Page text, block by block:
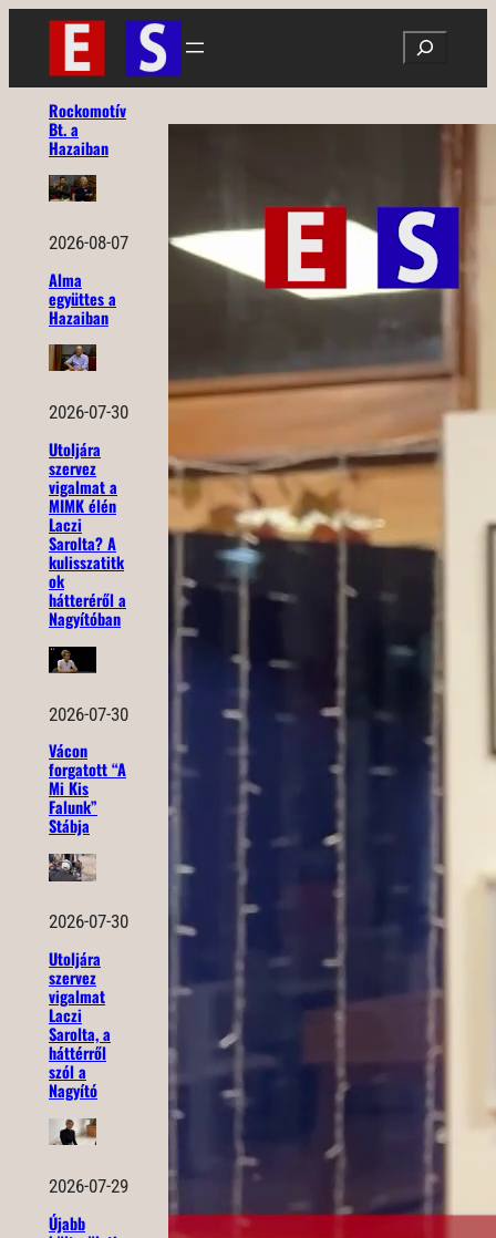
Ugrás
tartalomhoz
Search
Rockomotív
Bt. a
Hazaiban
2026-08-07
Alma
együttes a
Hazaiban
2026-07-30
Utoljára
szervez
vigalmat a
MIMK élén
Laczi
Sarolta? A
kulisszatitk
ok
hátteréről a
Nagyítóban
2026-07-30
Vácon
forgatott “A
Mi Kis
Falunk”
Stábja
2026-07-30
Utoljára
szervez
vigalmat
Laczi
Sarolta, a
háttérről
szól a
Nagyító
2026-07-29
Újabb